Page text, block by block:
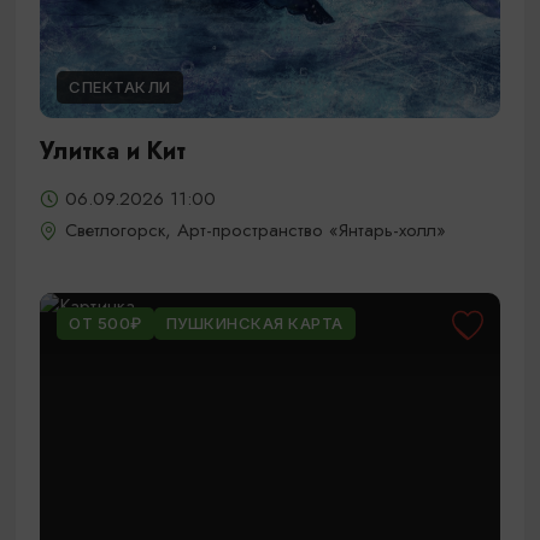
СПЕКТАКЛИ
Улитка и Кит
06.09.2026 11:00
Светлогорск, Арт-пространство «Янтарь-холл»
ОТ 500₽ ПУШКИНСКАЯ КАРТА